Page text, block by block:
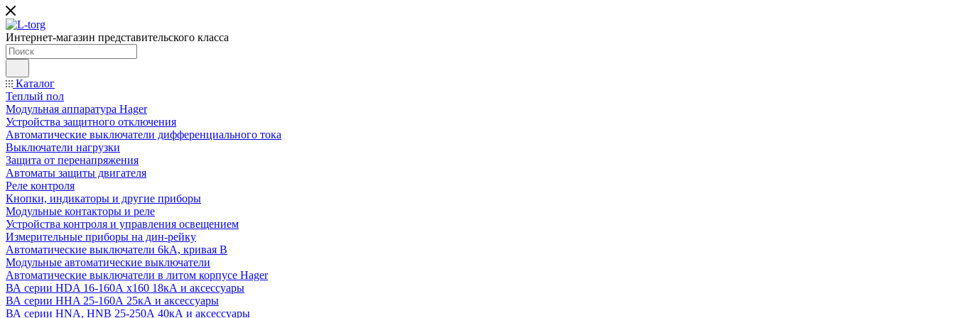
Интернет-магазин представительского класса
Каталог
Теплый пол
Модульная аппаратура Hager
Устройства защитного отключения
Автоматические выключатели дифференциального тока
Выключатели нагрузки
Защита от перенапряжения
Автоматы защиты двигателя
Реле контроля
Кнопки, индикаторы и другие приборы
Модульные контакторы и реле
Устройства контроля и управления освещением
Измерительные приборы на дин-рейку
Автоматические выключатели 6kA, кривая В
Модульные автоматические выключатели
Автоматические выключатели в литом корпусе Hager
ВА серии HDA 16-160А x160 18кА и аксессуары
ВА серии HHA 25-160А 25кА и аксессуары
ВА серии HNA, HNB 25-250А 40кА и аксессуары